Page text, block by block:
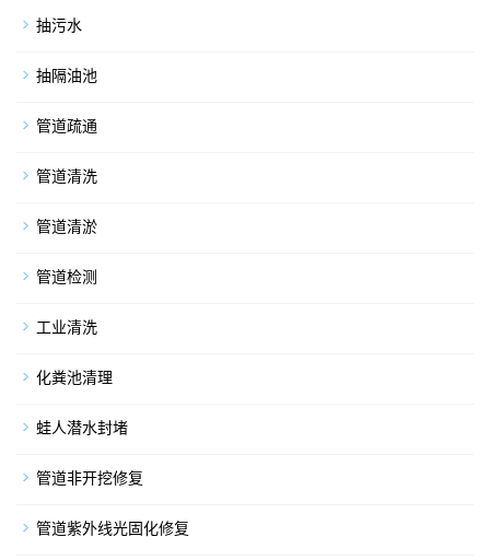
抽污水
抽隔油池
管道疏通
管道清洗
管道清淤
管道检测
工业清洗
化粪池清理
蛙人潜水封堵
管道非开挖修复
管道紫外线光固化修复